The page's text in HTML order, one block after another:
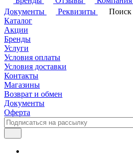
Документы
Реквизиты Поиск
Каталог
Акции
Бренды
Услуги
Условия оплаты
Условия доставки
Контакты
Магазины
Возврат и обмен
Документы
Оферта